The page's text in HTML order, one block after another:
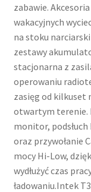
zabawie.
wakacyjnych
na stoku
zestawy
stacjonarna z
operowaniu
zasięg od kilkuset
otwartym terenie.
monitor,
oraz przywołanie
mocy Hi-Low,
wydłużyć czas
ładowaniu.Intek